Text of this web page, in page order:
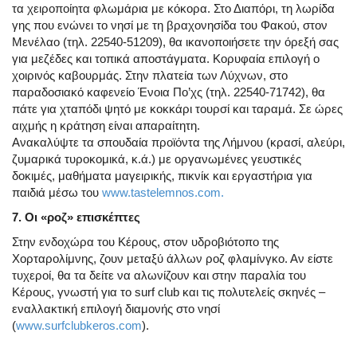
τα χειροποίητα φλωμάρια με κόκορα. Στο Διαπόρι, τη λωρίδα
γης που ενώνει το νησί με τη βραχονησίδα του Φακού, στον
Μενέλαο (τηλ. 22540-51209), θα ικανοποιήσετε την όρεξή σας
για μεζέδες και τοπικά αποστάγματα. Κορυφαία επιλογή ο
χοιρινός καβουρμάς. Στην πλατεία των Λύχνων, στο
παραδοσιακό καφενείο Ένοια Πο’χς (τηλ. 22540-71742), θα
πάτε για χταπόδι ψητό με κοκκάρι τουρσί και ταραμά. Σε ώρες
αιχμής η κράτηση είναι απαραίτητη.
Ανακαλύψτε τα σπουδαία προϊόντα της Λήμνου (κρασί, αλεύρι,
ζυμαρικά τυροκομικά, κ.ά.) με οργανωμένες γευστικές
δοκιμές, μαθήματα μαγειρικής, πικνίκ και εργαστήρια για
παιδιά μέσω του www.tastelemnos.com.
7. Οι «ροζ» επισκέπτες
Στην ενδοχώρα του Κέρους, στον υδροβιότοπο της
Χορταρολίμνης, ζουν μεταξύ άλλων ροζ φλαμίνγκο. Αν είστε
τυχεροί, θα τα δείτε να αλωνίζουν και στην παραλία του
Κέρους, γνωστή για το surf club και τις πολυτελείς σκηνές –
εναλλακτική επιλογή διαμονής στο νησί
(www.surfclubkeros.com).